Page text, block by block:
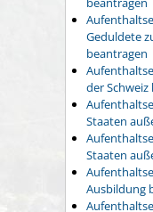
Geduldete
beantragen
der
Staaten
Staaten
Ausbildung